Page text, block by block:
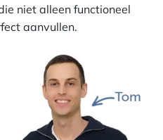
niet alleen functioneel
aanvullen.